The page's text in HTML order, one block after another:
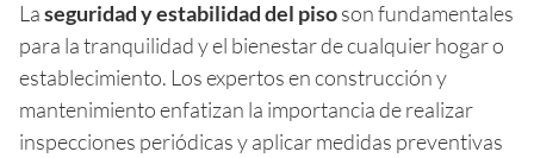
Laseguridad y estabilidad del pisoson fundamentales
para la tranquilidad y el bienestar de cualquier hogar o
establecimiento. Los expertos en construcción y
mantenimiento enfatizan la importancia de realizar
inspecciones periódicas y aplicar medidas preventivas